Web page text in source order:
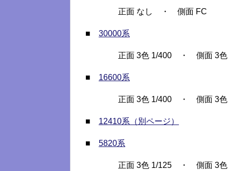
正面 なし ・ 側面 FC
■ 30000系
正面 3色 1/400 ・ 側面 3色
■ 16600系
正面 3色 1/400 ・ 側面 3色
■ 12410系（別ページ）
■ 5820系
正面 3色 1/125 ・ 側面 3色